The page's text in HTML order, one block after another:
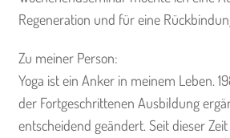
Regeneration und für eine
Zu meiner Person:
Yoga ist ein Anker in meinem Leben.
der Fortgeschrittenen Ausbildung
entscheidend geändert. Seit dieser